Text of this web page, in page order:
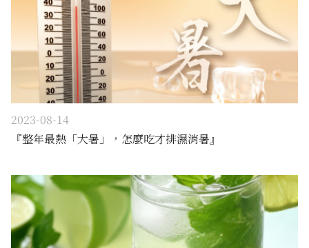
2023-08-14
『整年最熱「大暑」，怎麼吃才排濕消暑』